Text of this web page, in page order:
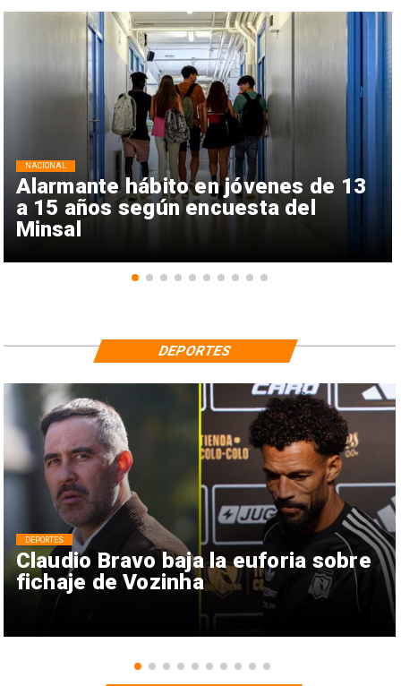
Alarmante hábito en jóvenes de 13
a 15 años según encuesta del
Minsal
NACIONAL
Claudio Bravo baja la euforia sobre
fichaje de Vozinha
DEPORTES
DEPORTES